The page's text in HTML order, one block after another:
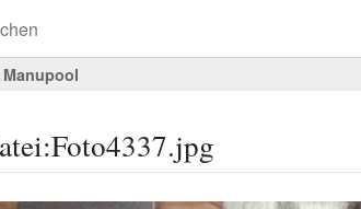
Manupool